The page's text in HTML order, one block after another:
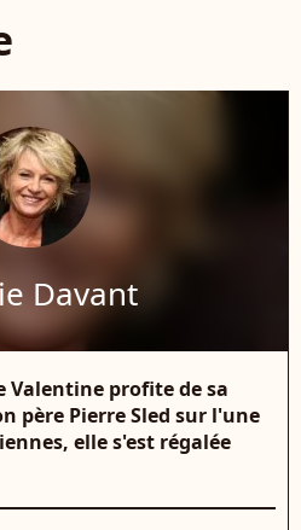
Davant
Valentine profite de sa
père Pierre Sled sur l'une
elle s'est régalée